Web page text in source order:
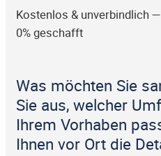
Kostenlos & unverbindlich
0% geschafft
Was möchten Sie
Sie aus, welcher
Ihrem Vorhaben
Ihnen vor Ort die